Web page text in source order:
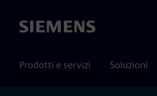
Siemens
Prodotti e servizi Soluzioni